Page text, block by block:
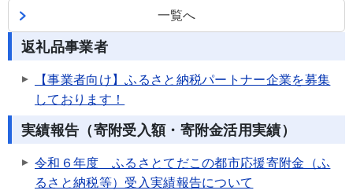
一覧へ
返礼品事業者
【事業者向け】ふるさと納税パートナー企業を募集
しております！
実績報告（寄附受入額・寄附金活用実績）
令和６年度 ふるさとてだこの都市応援寄附金（ふ
るさと納税等）受入実績報告について